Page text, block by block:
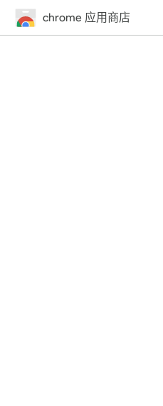
chrome 应用商店